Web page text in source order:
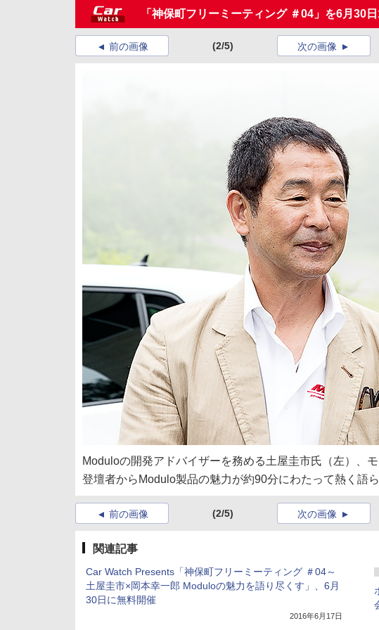
「神保町フリーミーティング ＃04」を6月30
前の画像 (2/5) 次の画像
Moduloの開発アドバイザーを務める土屋圭市氏（左）、
登壇者からModulo製品の魅力が約90分にわたって熱く語
前の画像 (2/5) 次の画像
関連記事
Car Watch Presents「神保町フリーミーティング ＃04～
土屋圭市×岡本幸一郎 Moduloの魅力を語り尽くす」、6月
30日に無料開催
2016年6月17日